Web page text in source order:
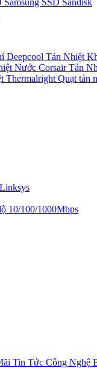
Samsung SSD Sandisk
Deepcool Tản Nhiệt
Nước CorsairTản
Thermalright Quạt tản
10/100/1000Mbps
Tin Tức Công Nghệ